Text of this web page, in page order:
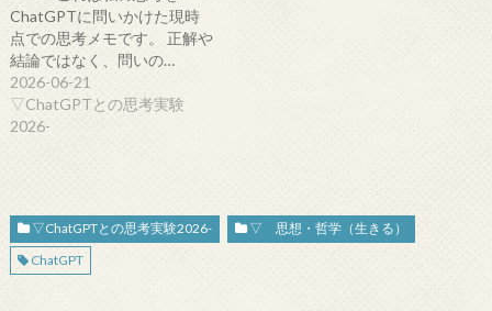
ChatGPTに問いかけた現時
点での思考メモです。 正解や
結論ではなく、問いの…
2026-06-21
▽ChatGPTとの思考実験
2026-
▽ChatGPTとの思考実験2026-
▽ 思想・哲学（生きる）
ChatGPT